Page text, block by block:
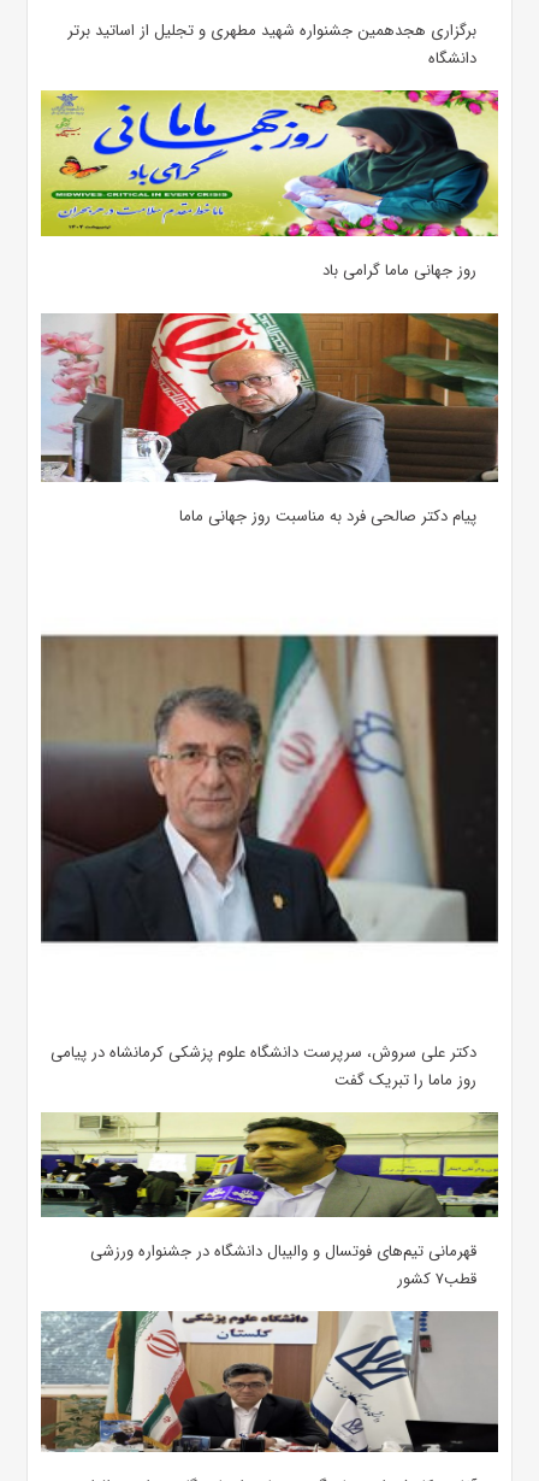
برگزاری هجدهمین جشنواره شهید مطهری و تجلیل از اساتید برتر
دانشگاه
روز جهانی ماما گرامی باد
پیام دکتر صالحی فرد به مناسبت روز جهانی ماما
دکتر علی سروش، سرپرست دانشگاه علوم پزشکی کرمانشاه در پیامی
روز ماما را تبریک گفت
قهرمانی تیم‌های فوتسال و والیبال دانشگاه در جشنواره ورزشی
قطب۷ کشور